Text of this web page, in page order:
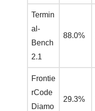
Termin
al-
Bench
2.1
88.0%
Frontie
rCode
Diamo
29.3%